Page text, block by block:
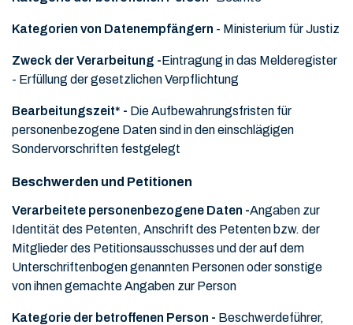
Kategorien von Datenempfängern - Ministerium für Justiz
Zweck der Verarbeitung -Eintragung in das Melderegister
- Erfüllung der gesetzlichen Verpflichtung
Bearbeitungszeit* - Die Aufbewahrungsfristen für
personenbezogene Daten sind in den einschlägigen
Sondervorschriften festgelegt
Beschwerden und Petitionen
Verarbeitete personenbezogene Daten -Angaben zur
Identität des Petenten, Anschrift des Petenten bzw. der
Mitglieder des Petitionsausschusses und der auf dem
Unterschriftenbogen genannten Personen oder sonstige
von ihnen gemachte Angaben zur Person
Kategorie der betroffenen Person - Beschwerdeführer,